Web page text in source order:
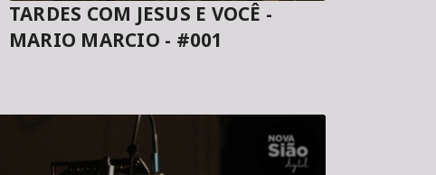
TARDES COM JESUS E VOCÊ -
MARIO MARCIO - #001